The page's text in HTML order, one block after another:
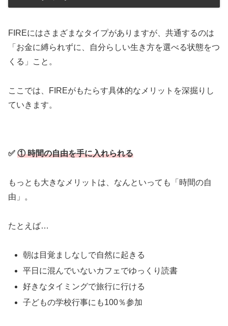
FIREにはさまざまなタイプがありますが、共通するのは
「お金に縛られずに、自分らしい生き方を選べる状態をつ
くる」こと。
ここでは、FIREがもたらす具体的なメリットを深掘りし
ていきます。
✅ ① 時間の自由を手に入れられる
もっとも大きなメリットは、なんといっても「時間の自
由」。
たとえば…
朝は目覚ましなしで自然に起きる
平日に混んでいないカフェでゆっくり読書
好きなタイミングで旅行に行ける
子どもの学校行事にも100％参加